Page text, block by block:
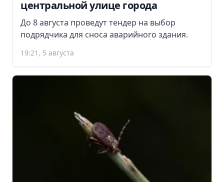
центральной улице города
До 8 августа проведут тендер на выбор
подрядчика для сноса аварийного здания.
19:21, 5 августа